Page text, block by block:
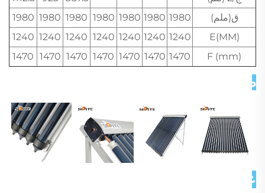
ق(ملم)
1980
1980
1980
1980
1980
1980
1980
E(MM)
1240
1240
1240
1240
1240
1240
1240
F (mm)
1470
1470
1470
1470
1470
1470
1470
صور تفصيلية
عن شركتنا